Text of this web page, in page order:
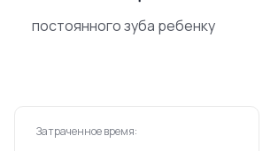
постоянного зуба ребенку
Затраченное время: